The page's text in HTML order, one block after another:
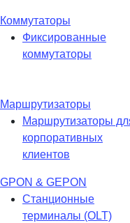
Коммутаторы
Фиксированные
коммутаторы
Маршрутизаторы
Маршрутизаторы
корпоративных
клиентов
GPON & GEPON
Станционные
терминалы (OLT)